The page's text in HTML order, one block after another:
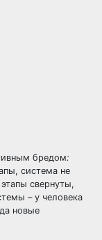
бредом:
система не
свернуты,
– у человека
новые